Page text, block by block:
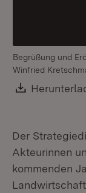
Begrüßung und
Winfried
Download:
Der
Akteurinnen
kommenden